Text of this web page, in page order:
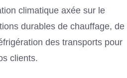
climatique axée sur le
durables de chauffage, de
des transports pour
clients.